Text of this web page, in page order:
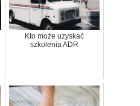
Kto może uzyskać
szkolenia ADR